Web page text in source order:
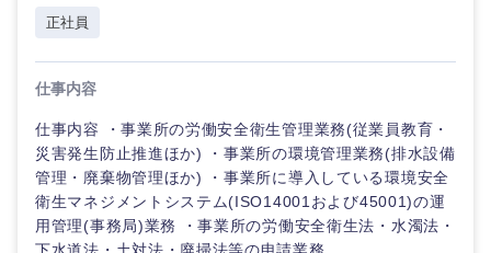
正社員
仕事内容
仕事内容 ・事業所の労働安全衛生管理業務(従業員教育・
災害発生防止推進ほか) ・事業所の環境管理業務(排水設備
管理・廃棄物管理ほか) ・事業所に導入している環境安全
衛生マネジメントシステム(ISO14001および45001)の運
用管理(事務局)業務 ・事業所の労働安全衛生法・水濁法・